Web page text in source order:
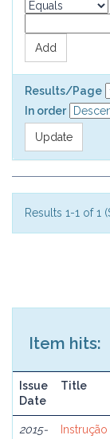
Results/Page
In order
Results 1-1 of 1
Item hits:
Issue
Date
Title
2015-